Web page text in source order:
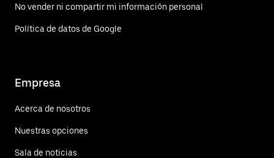
No vender ni compartir mi información personal
Política de datos de Google
Empresa
Acerca de nosotros
Nuestras opciones
Sala de noticias